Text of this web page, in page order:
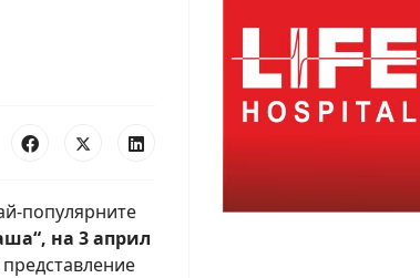
популярните
на 3 април